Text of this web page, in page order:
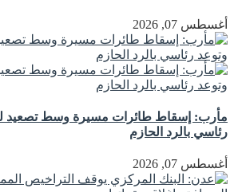
أغسطس 07, 2026
مأرب: إسقاط طائرات مسيرة وسط تصعيد
رئاسي بالرد الحازم
أغسطس 07, 2026